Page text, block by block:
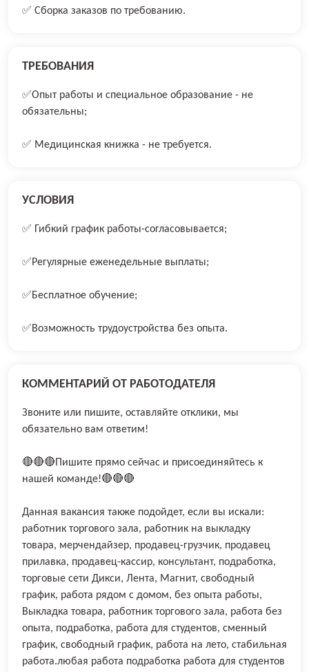
✅ Сборка заказов по требованию.
ТРЕБОВАНИЯ
✅Опыт работы и специальное образование - не
обязательны;
✅ Медицинская книжка - не требуется.
УСЛОВИЯ
✅ Гибкий график работы-соглacoвывaeтся;
✅Рeгулярные eженедeльные выплаты;
✅Бecплaтное обучeние;
✅Bозможноcть трудоуcтрoйствa бeз опытa.
КОММЕНТАРИЙ ОТ РАБОТОДАТЕЛЯ
Звоните или пишите, оставляйте отклики, мы
обязательно вам ответим!
🔴🔴🔴Пишите прямо сейчас и присоединяйтесь к
нашей команде!🔴🔴🔴
Данная вакансия также подойдет, если вы искали:
работник торгового зала, работник на выкладку
товара, мерчендайзер, продавец-грузчик, продавец
прилавка, продавец-кассир, консультант, подработка,
торговые сети Дикси, Лента, Магнит, свободный
график, работа рядом с домом, без опыта работы,
Выкладка товара, работник торгового зала, работа без
опыта, подработка, работа для студентов, сменный
график, свободный график, работа на лето, стабильная
работа.любая работа подработка работа для студентов